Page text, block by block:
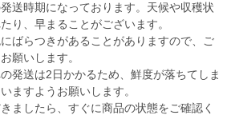
送時期になっております。天候や収穫状
り、早まることがございます。
ばらつきがあることがありますので、ご
願いします。
発送は2日かかるため、鮮度が落ちてしま
ますようお願いします。
ましたら、すぐに商品の状態をご確認く